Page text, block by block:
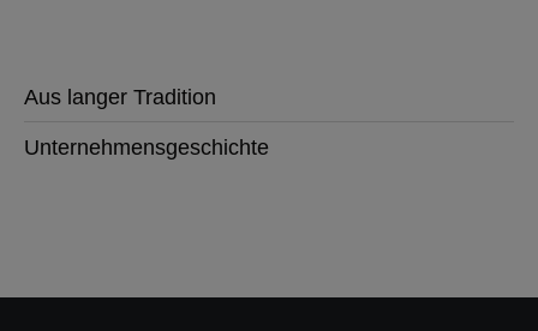
Aus langer Tradition
Unternehmensgeschichte